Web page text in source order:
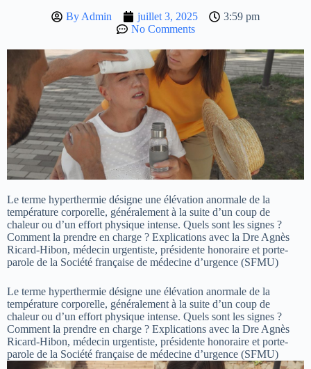
By Admin juillet 3, 2025
3:59 pm
No Comments
Le terme hyperthermie désigne une élévation anormale de la
température corporelle, généralement à la suite d’un coup de
chaleur ou d’un effort physique intense. Quels sont les signes ?
Comment la prendre en charge ? Explications avec la Dre Agnès
Ricard-Hibon, médecin urgentiste, présidente honoraire et porte-
parole de la Société française de médecine d’urgence (SFMU)
Le terme hyperthermie désigne une élévation anormale de la
température corporelle, généralement à la suite d’un coup de
chaleur ou d’un effort physique intense. Quels sont les signes ?
Comment la prendre en charge ? Explications avec la Dre Agnès
Ricard-Hibon, médecin urgentiste, présidente honoraire et porte-
parole de la Société française de médecine d’urgence (SFMU)